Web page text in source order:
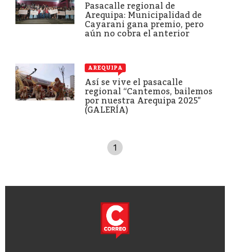
Pasacalle regional de
Arequipa: Municipalidad de
Cayarani gana premio, pero
aún no cobra el anterior
AREQUIPA
Así se vive el pasacalle
regional “Cantemos, bailemos
por nuestra Arequipa 2025″
(GALERÍA)
1